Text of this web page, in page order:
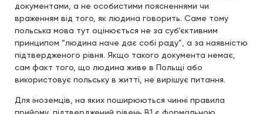
документами, а не особистими поясненнями чи
враженням від того, як людина говорить. Саме тому
польська мова тут оцінюється не за суб’єктивним
принципом “людина наче дає собі раду”, а за наявністю
підтвердженого рівня. Якщо такого документа немає,
сам факт того, що людина живе в Польщі або
використовує польську в житті, не вирішує питання.
Для іноземців, на яких поширюються чинні правила